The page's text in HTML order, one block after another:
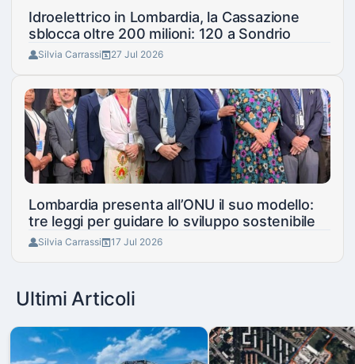
Idroelettrico in Lombardia, la Cassazione
sblocca oltre 200 milioni: 120 a Sondrio
Silvia Carrassi 27 Jul 2026
Lombardia presenta all’ONU il suo modello:
tre leggi per guidare lo sviluppo sostenibile
Silvia Carrassi 17 Jul 2026
Ultimi Articoli